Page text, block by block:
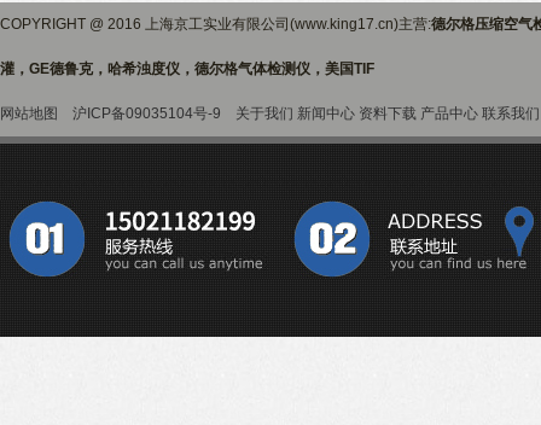
COPYRIGHT @ 2016 上海京工实业有限公司(www.king17.cn)主营:德尔格压缩空气
灌，GE德鲁克，哈希浊度仪，德尔格气体检测仪，美国TIF
网站地图 沪ICP备09035104号-9 关于我们 新闻中心 资料下载 产品中心 联系我们